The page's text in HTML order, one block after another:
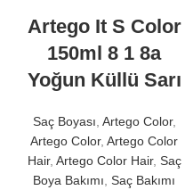
Artego It S Color
150ml 8 1 8a
Yoğun Küllü Sarı
Saç Boyası Artego Color,
Artego Color, Artego Color
Hair, Artego Color Hair, Saç
Boya Bakımı Saç Bakımı